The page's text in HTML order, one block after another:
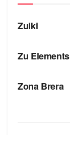
БРЕНДЫ
Zuiki
Zu Elements
Zona Brera